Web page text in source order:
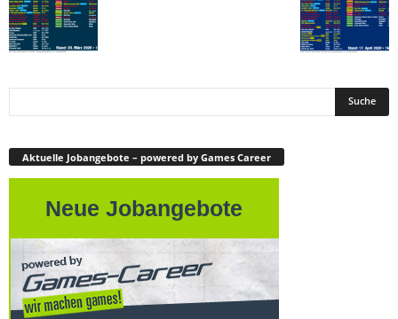
Aktuelle Jobangebote – powered by Games Career